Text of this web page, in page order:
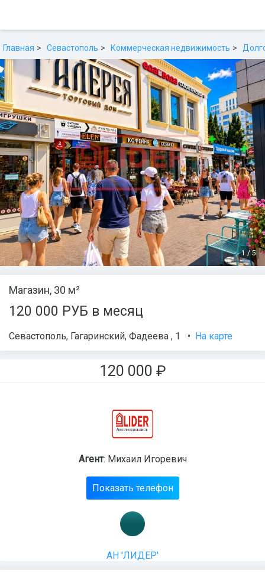
Главная Севастополь Коммерческая недвижимость
1/5
Магазин, 30 м²
120 000 РУБ в месяц
Севастополь, Гагаринский, Фадеева , 1 • На карте
120 000 ₽
Агент: Михаил Игоревич
Показать телефон
АН 'ЛИДЕР'